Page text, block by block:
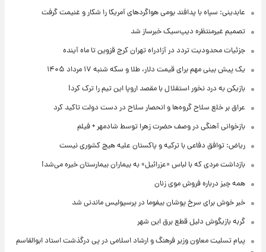
عابدینی: سپاه با پدافند بومی هواگردهای آمریکا را شکار و غنیمت گرفت
تصمیم غیرمنتظره دیپ‌سیک خبرساز شد
جزئیات محدودیت تردد در آزادراه تهران کرج قزوین تا ماه آینده
یک پیش ‌بینی مهم برای قیمت دلار، طلا و سکه شنبه ۱۷ مرداد ۱۴۰۵
بازیکن به درد نخور استقلال با مقصد اروپا این تیم را ترک کرد!
عراق بر خلع سلاح گروه‌ها و انحصار سلاح در دست دولت تاکید کرد
بازخوانی آهنگی در وصف حضرت زهرا توسط شادمهر + فیلم
ریاض: توافق دفاعی با ترکیه و پاکستان علیه هیچ کشوری نیست
بازداشت مردی که با لباس «عزرائیل» به بیماران بیمارستان خیره می‌شد!
همه چیز درباره فروش موی زنان
خبر خوش برای سرخ پوشان بیفوما در پرسپولیس ماندنی شد
گربه بازیگوش دلیل قطع برق این شهر
پیام تسلیت معاون وزیر فرهنگ و ارشاد اسلامی در پی درگذشت استاد ابوالقاسم